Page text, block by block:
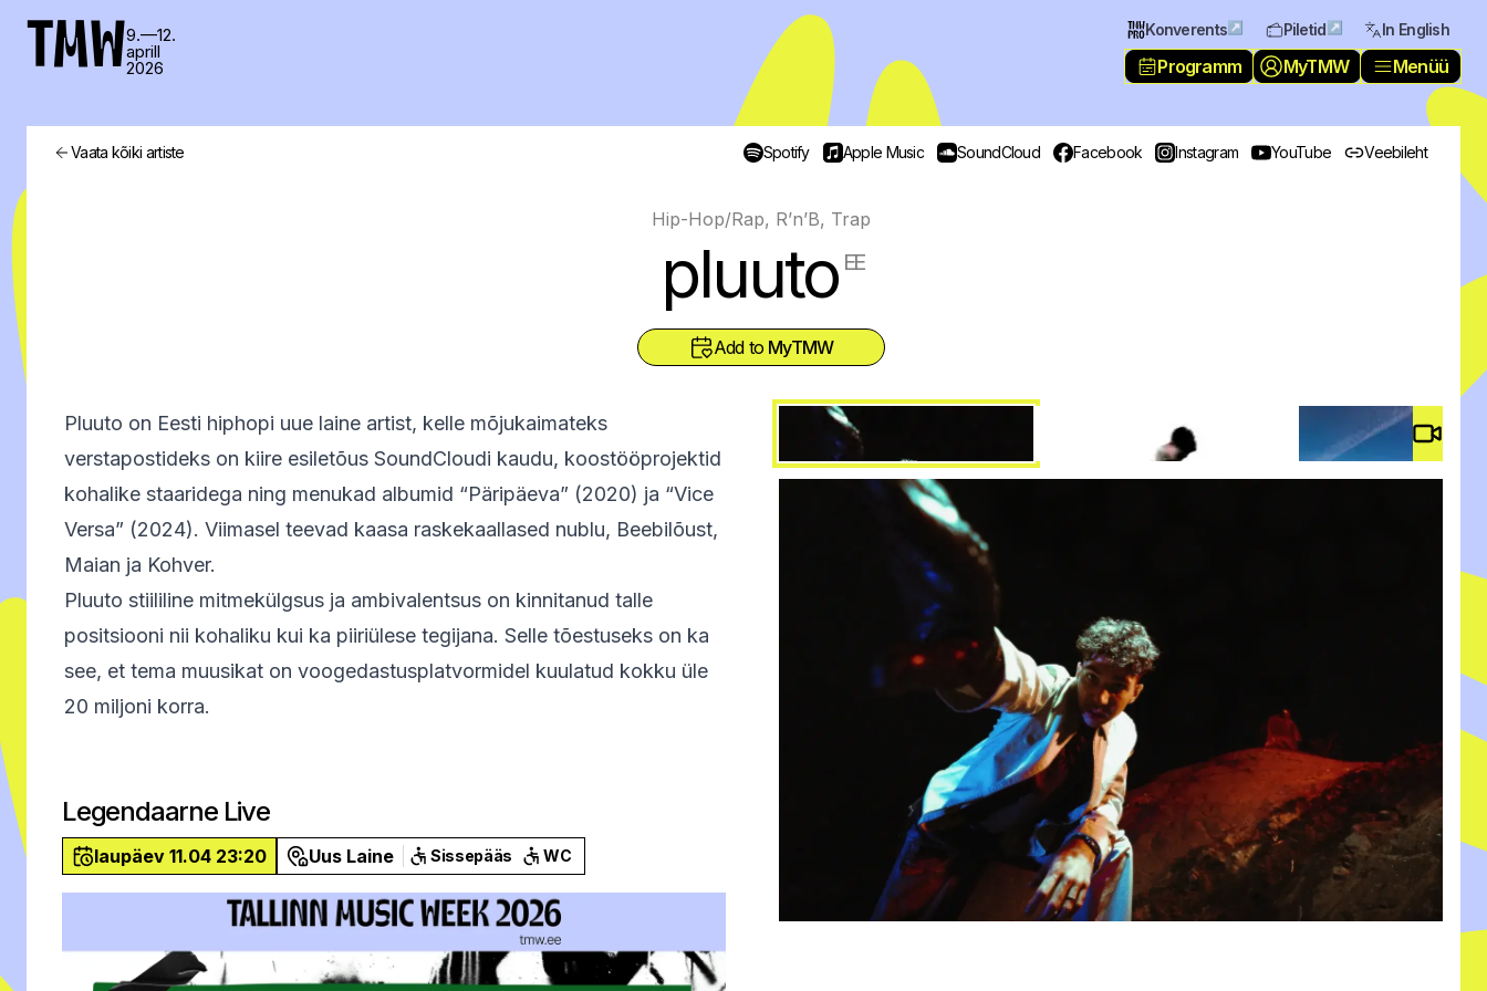
TMW9.—12.
aprill
2026
Konverents ↗ Piletid ↗ In English
Programm MyTMW Menüü
Vaata kõiki artiste Spotify Apple Music SoundCloud Facebook Instagram YouTube Veebileht
Hip-Hop/Rap, R’n’B, Trap
pluuto EE
Add to MyTMW
Pluuto on Eesti hiphopi uue laine artist, kelle mõjukaimateks
verstapostideks on kiire esiletõus SoundCloudi kaudu, koostööprojektid
kohalike staaridega ning menukad albumid “Päripäeva” (2020) ja “Vice
Versa” (2024). Viimasel teevad kaasa raskekaallased nublu, Beebilõust,
Maian ja Kohver.
Pluuto stiililine mitmekülgsus ja ambivalentsus on kinnitanud talle
positsiooni nii kohaliku kui ka piiriülese tegijana. Selle tõestuseks on ka
see, et tema muusikat on voogedastusplatvormidel kuulatud kokku üle
20 miljoni korra.
Legendaarne Live
laupäev 11.04 23:20 Uus Laine Sissepääs WC
Video